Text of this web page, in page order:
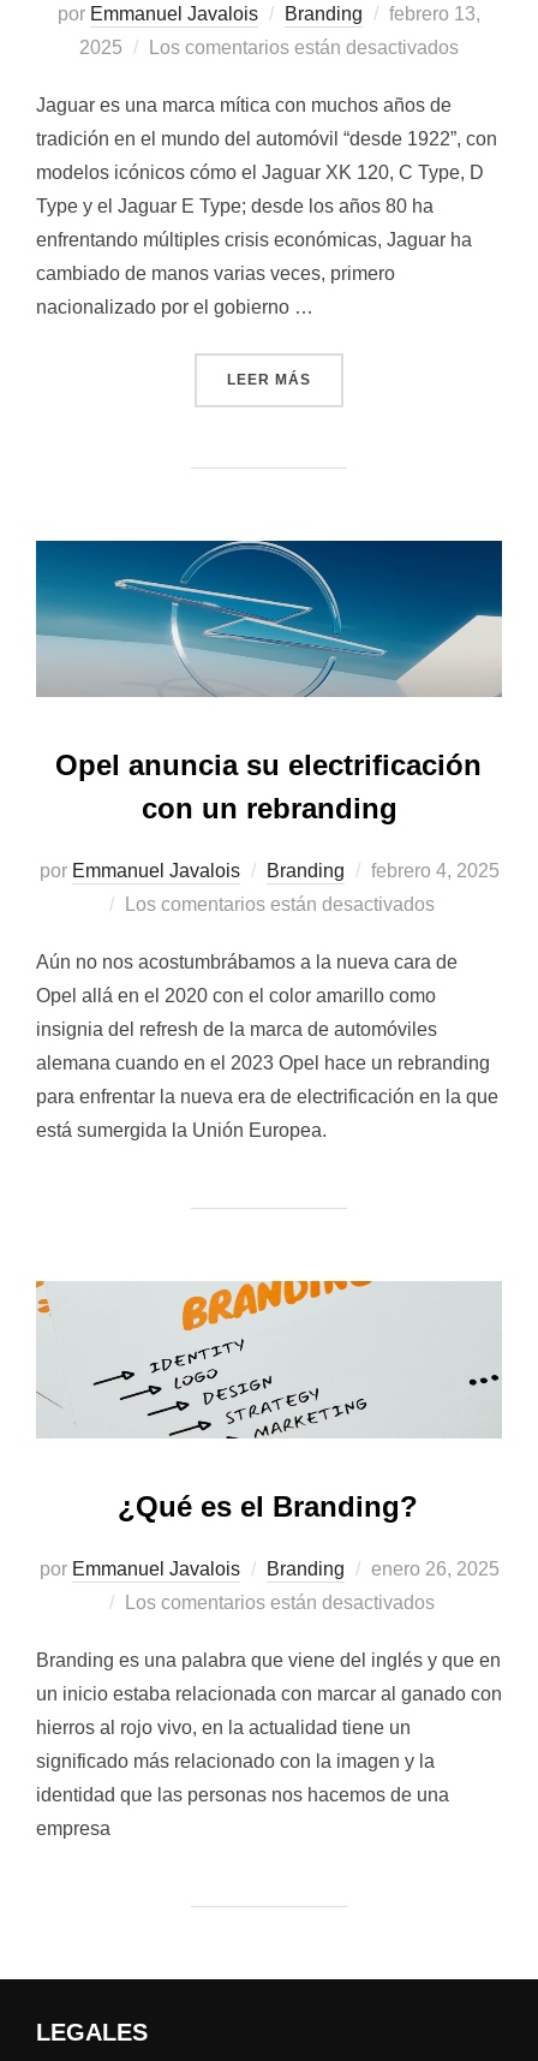
por Emmanuel Javalois Branding
Publicado
el
febrero 13,
2025
Los comentarios están desactivados
Jaguar es una marca mítica con muchos años de
tradición en el mundo del automóvil “desde 1922”, con
modelos icónicos cómo el Jaguar XK 120, C Type, D
Type y el Jaguar E Type; desde los años 80 ha
enfrentando múltiples crisis económicas, Jaguar ha
cambiado de manos varias veces, primero
nacionalizado por el gobierno …
LEER MÁS
Opel anuncia su electrificación
con un rebranding
por Emmanuel Javalois Branding
Publicado
el
febrero 4, 2025
Los comentarios están desactivados
Aún no nos acostumbrábamos a la nueva cara de
Opel allá en el 2020 con el color amarillo como
insignia del refresh de la marca de automóviles
alemana cuando en el 2023 Opel hace un rebranding
para enfrentar la nueva era de electrificación en la que
está sumergida la Unión Europea.
¿Qué es el Branding?
por Emmanuel Javalois Branding
Publicado
el
enero 26, 2025
Los comentarios están desactivados
Branding es una palabra que viene del inglés y que en
un inicio estaba relacionada con marcar al ganado con
hierros al rojo vivo, en la actualidad tiene un
significado más relacionado con la imagen y la
identidad que las personas nos hacemos de una
empresa
LEGALES